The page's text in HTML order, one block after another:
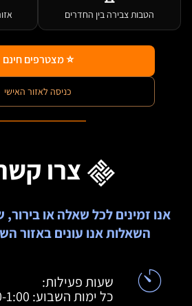
הטבות צבירה בין החדרים
⭐ מצטרפים חינם
כניסה לאזור האישי
צרו
אנו זמינים לכל שאלה או
השאלות אנו עונים באזור
שעות פעילות:
כל ימות השבוע: 10:00-1:00